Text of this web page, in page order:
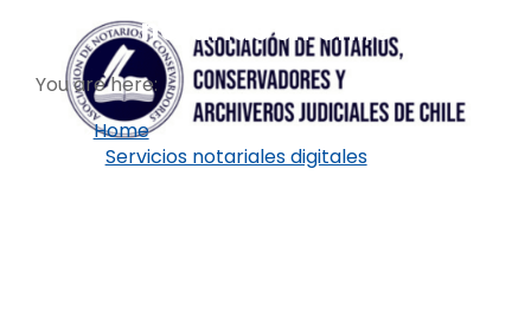
notarías en Chile
You are here:
Home
Servicios notariales digitales